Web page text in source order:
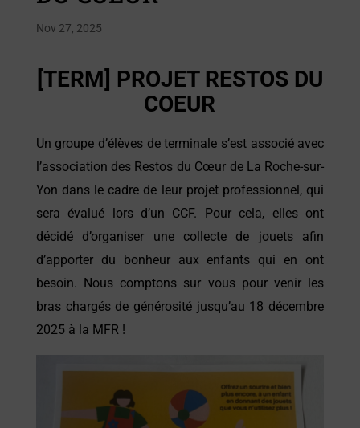
Nov 27, 2025
[TERM] PROJET RESTOS DU
COEUR
Un groupe d’élèves de terminale s’est associé avec
l’association des Restos du Cœur de La Roche-sur-
Yon dans le cadre de leur projet professionnel, qui
sera évalué lors d’un CCF. Pour cela, elles ont
décidé d’organiser une collecte de jouets afin
d’apporter du bonheur aux enfants qui en ont
besoin. Nous comptons sur vous pour venir les
bras chargés de générosité jusqu’au 18 décembre
2025 à la MFR !